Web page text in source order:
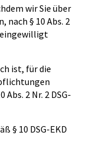
wir Sie über
nach § 10 Abs. 2
eingewilligt
ist, für die
2 Nr. 2 DSG-
§ 10 DSG-EKD